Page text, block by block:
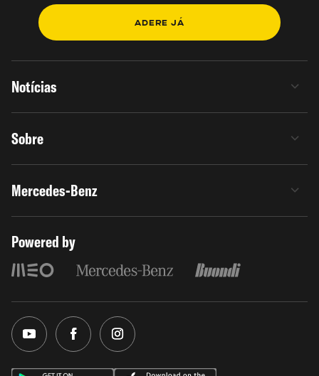
ADERE JÁ
Notícias
Sobre
Mercedes-Benz
Powered by